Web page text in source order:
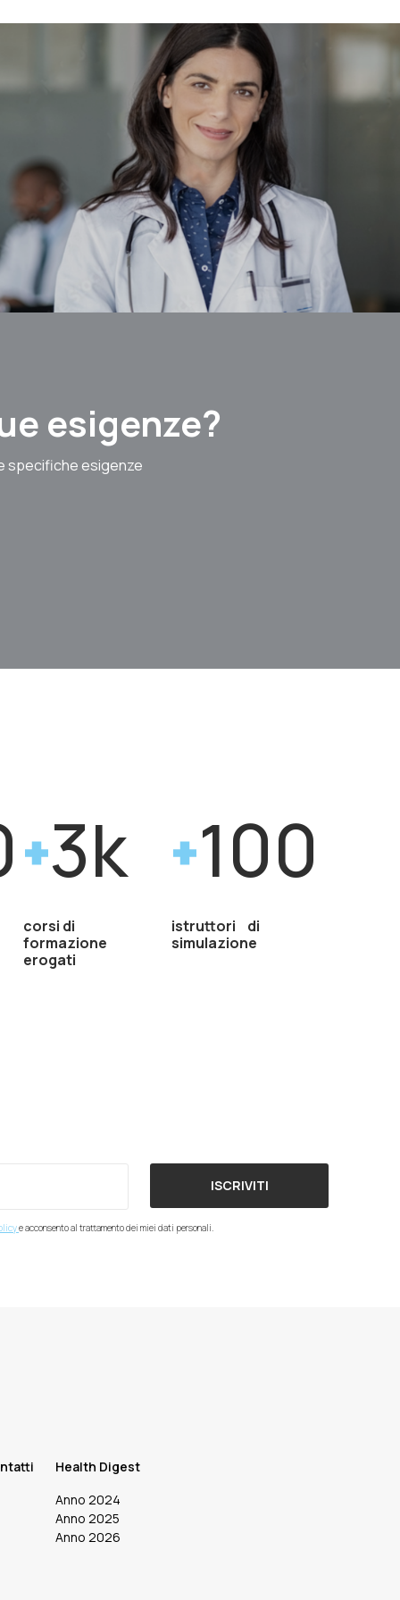
esigenze?
specifiche esigenze
3k
corsi di
formazione
erogati
100
istruttori di
simulazione
e acconsento al trattamento dei miei dati personali.
ISCRIVITI
Health Digest
Anno 2024
Anno 2025
Anno 2026